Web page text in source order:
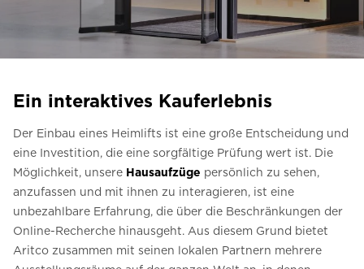
Kontaktieren Sie uns
Preisvoranschlag anfordern
FAQ
Kontaktieren Sie uns
Ein interaktives Kauferlebnis
Der Einbau eines Heimlifts ist eine große Entscheidung und
eine Investition, die eine sorgfältige Prüfung wert ist. Die
Möglichkeit, unsere Hausaufzüge persönlich zu sehen,
anzufassen und mit ihnen zu interagieren, ist eine
unbezahlbare Erfahrung, die über die Beschränkungen der
Online-Recherche hinausgeht. Aus diesem Grund bietet
Aritco zusammen mit seinen lokalen Partnern mehrere